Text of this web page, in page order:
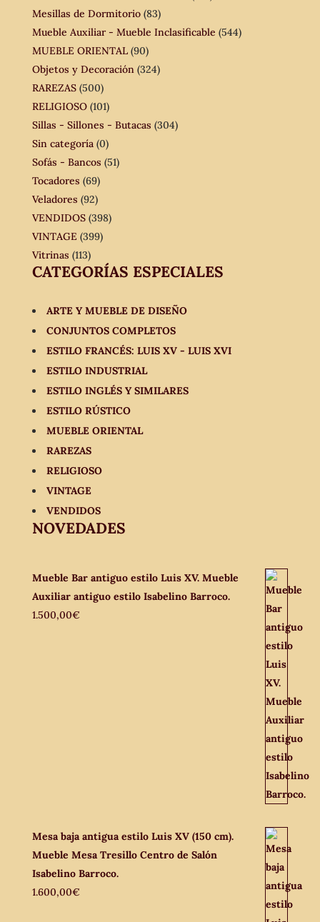
Mesillas de Dormitorio (83)
Mueble Auxiliar - Mueble Inclasificable (544)
MUEBLE ORIENTAL (90)
Objetos y Decoración (324)
RAREZAS (500)
RELIGIOSO (101)
Sillas - Sillones - Butacas (304)
Sin categoría (0)
Sofás - Bancos (51)
Tocadores (69)
Veladores (92)
VENDIDOS (398)
VINTAGE (399)
Vitrinas (113)
CATEGORÍAS ESPECIALES
ARTE Y MUEBLE DE DISEÑO
CONJUNTOS COMPLETOS
ESTILO FRANCÉS: LUIS XV - LUIS XVI
ESTILO INDUSTRIAL
ESTILO INGLÉS Y SIMILARES
ESTILO RÚSTICO
MUEBLE ORIENTAL
RAREZAS
RELIGIOSO
VINTAGE
VENDIDOS
NOVEDADES
Mueble Bar antiguo estilo Luis XV. Mueble
Auxiliar antiguo estilo Isabelino Barroco.
1.500,00€
Mesa baja antigua estilo Luis XV (150 cm).
Mueble Mesa Tresillo Centro de Salón
Isabelino Barroco.
1.600,00€